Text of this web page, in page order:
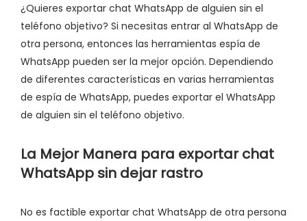
¿Quieres exportar chat WhatsApp de alguien sin el
teléfono objetivo? Si necesitas entrar al WhatsApp de
otra persona, entonces las herramientas espía de
WhatsApp pueden ser la mejor opción. Dependiendo
de diferentes características en varias herramientas
de espía de WhatsApp, puedes exportar el WhatsApp
de alguien sin el teléfono objetivo.
La Mejor Manera para exportar chat
WhatsApp sin dejar rastro
No es factible exportar chat WhatsApp de otra persona